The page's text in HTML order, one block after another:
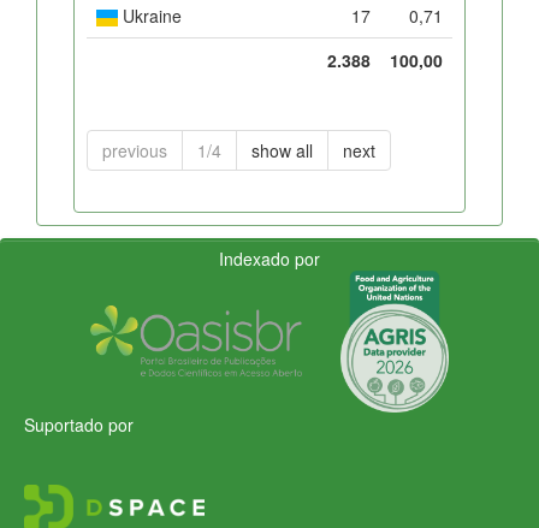
Ukraine
17
0,71
2.388
100,00
previous 1/4 show all next
Indexado por
Suportado por